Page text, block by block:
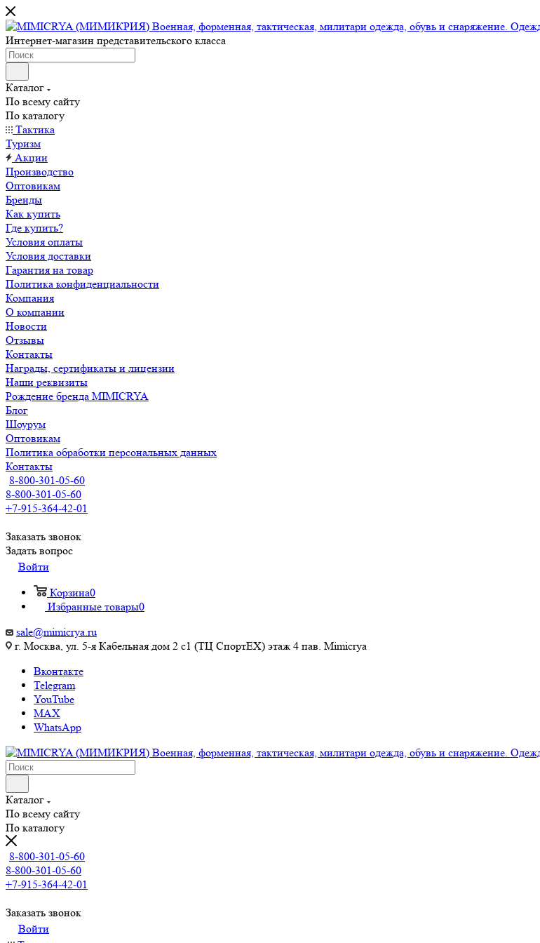
Интернет-магазин представительского класса
Каталог
По всему сайту
По каталогу
Тактика
Туризм
Акции
Производство
Оптовикам
Бренды
Как купить
Где купить?
Условия оплаты
Условия доставки
Гарантия на товар
Политика конфиденциальности
Компания
О компании
Новости
Отзывы
Контакты
Награды, сертификаты и лицензии
Наши реквизиты
Рождение бренда MIMICRYA
Блог
Шоурум
Оптовикам
Политика обработки персональных данных
Контакты
8-800-301-05-60
8-800-301-05-60
+7-915-364-42-01
Заказать звонок
Задать вопрос
Войти
Корзина0
Избранные товары0
sale@mimicrya.ru
г. Москва, ул. 5-я Кабельная дом 2 с1 (ТЦ СпортEX) этаж 4 пав. Mimicrya
Вконтакте
Telegram
YouTube
MAX
WhatsApp
Каталог
По всему сайту
По каталогу
8-800-301-05-60
8-800-301-05-60
+7-915-364-42-01
Заказать звонок
Войти